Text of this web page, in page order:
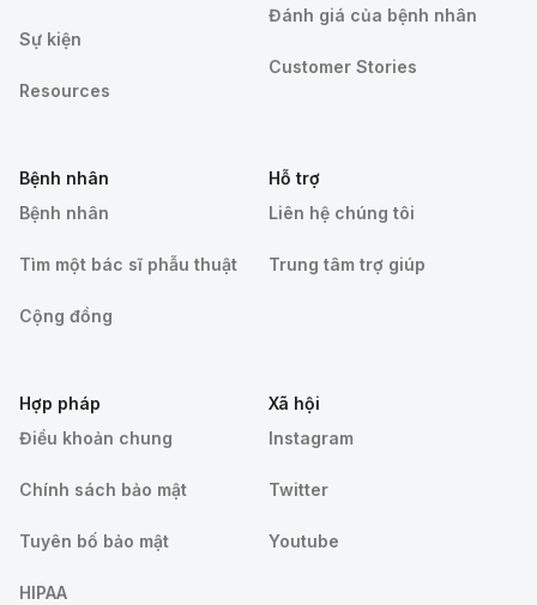
Sự kiện
Resources
Đánh giá của bệnh nhân
Customer Stories
Bệnh nhân
Bệnh nhân
Tìm một bác sĩ phẫu thuật
Cộng đồng
Hỗ trợ
Liên hệ chúng tôi
Trung tâm trợ giúp
Hợp pháp
Điều khoản chung
Chính sách bảo mật
Tuyên bố bảo mật
HIPAA
Xã hội
Instagram
Twitter
Youtube